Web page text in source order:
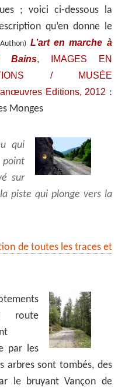
; voici ci-dessous la
qu’en donne le
L’art en marche à
Bains,
IMAGES EN
/ MUSÉE
Editions, 2012 :
Monges
qui
sur
piste qui plonge vers la
de toutes les traces et
par les
arbres sont tombés, des
le bruyant Vançon de